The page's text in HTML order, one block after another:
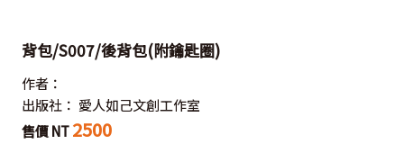
背包/S007/後背包(附鑰匙圈)
作者：
出版社： 愛人如己文創工作室
售價 NT 2500